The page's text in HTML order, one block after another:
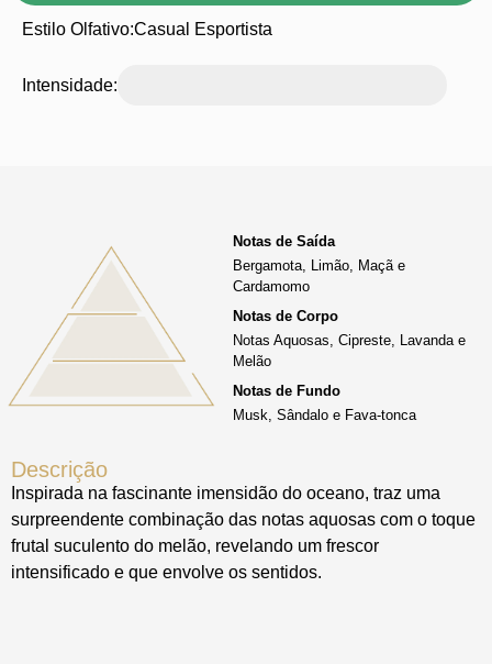
Estilo Olfativo:Casual Esportista
Intensidade:
Descrição
Inspirada na fascinante imensidão do oceano, traz uma
surpreendente combinação das notas aquosas com o toque
frutal suculento do melão, revelando um frescor
intensificado e que envolve os sentidos.
Notas de Saída
Bergamota, Limão, Maçã e
Cardamomo
Notas de Corpo
Notas Aquosas, Cipreste, Lavanda e
Melão
Notas de Fundo
Musk, Sândalo e Fava-tonca